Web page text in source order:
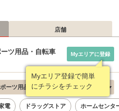
店舗
ツ用品・自転車
Myエリア登録で簡単
にチラシをチェック
Myエリアに登録
ーツ用品・自転車 新着順
電 ドラッグストア ホームセンタ